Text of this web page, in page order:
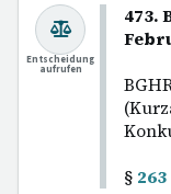
473.
§ 263
Entscheidung
aufrufen